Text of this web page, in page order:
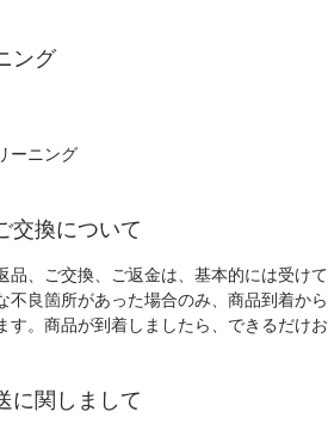
ング
ーニング
交換について
品、ご交換、ご返金は、基本的には受け
不良箇所があった場合のみ、商品到着か
す。商品が到着しましたら、できるだけ
に関しまして